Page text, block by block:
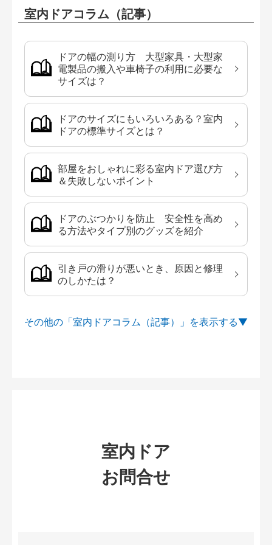
室内ドアコラム（記事）
ドアの幅の測り方 大型家具・大型家
電製品の搬入や車椅子の利用に必要な
サイズは？
ドアのサイズにもいろいろある？室内
ドアの標準サイズとは？
部屋をおしゃれに彩る室内ドア選び方
＆失敗しないポイント
ドアのぶつかりを防止 安全性を高め
る方法やタイプ別のグッズを紹介
引き戸の滑りが悪いとき、原因と修理
のしかたは？
その他の「室内ドアコラム（記事）」を
室内ドア
お問合せ